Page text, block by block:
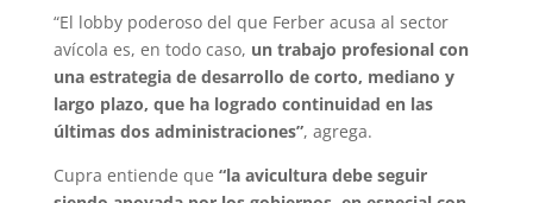
“El lobby poderoso del que Ferber acusa al sector
avícola es, en todo caso, un trabajo profesional con
una estrategia de desarrollo de corto, mediano y
largo plazo, que ha logrado continuidad en las
últimas dos administraciones”, agrega.
Cupra entiende que “la avicultura debe seguir